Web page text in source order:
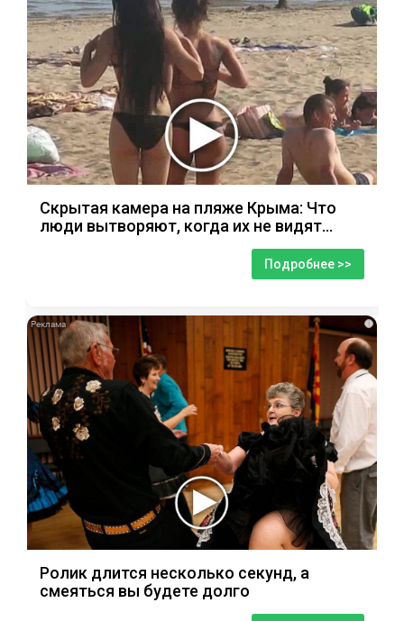
Скрытая камера на пляже Крыма: Что
люди вытворяют, когда их не видят...
Подробнее >>
i
Ролик длится несколько секунд, а
смеяться вы будете долго